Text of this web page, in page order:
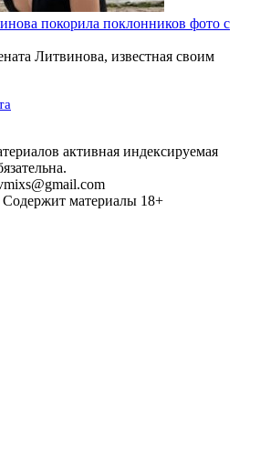
покорила поклонников фото с
Литвинова, известная своим
активная индексируемая
материалы 18+